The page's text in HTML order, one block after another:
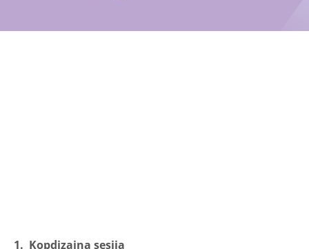
1. Kopdizaina sesija